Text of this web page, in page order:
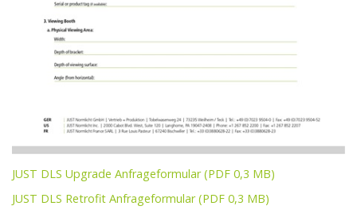
JUST DLS Upgrade Anfrageformular (PDF 0,3 MB)
JUST DLS Retrofit Anfrageformular (PDF 0,3 MB)